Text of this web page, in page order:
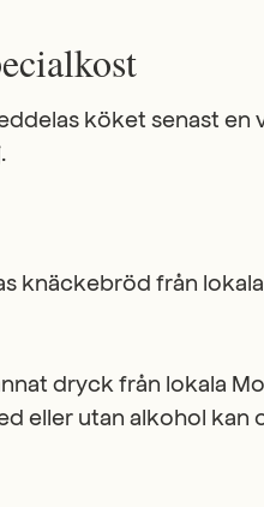
köket senast en
knäckebröd från
dryck från lokala
eller utan alkohol kan